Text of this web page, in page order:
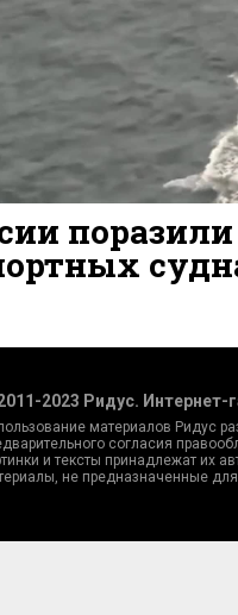
2023 Ридус. Интернет-
материалов Ридус
согласия
и тексты принадлежат их
не предназначенные